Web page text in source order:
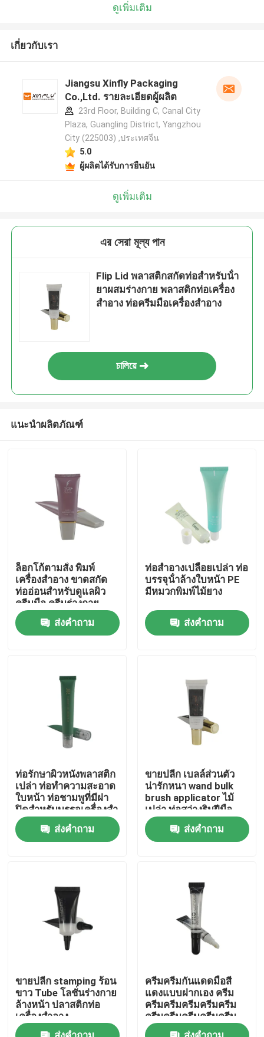
เกี่ยวกับเรา
ทัวร์โรงงาน
การควบคุมคุณภาพ
ขอทุน
หลอดสกัด
หลอดเครื่องสำอางเปล่า
ดูเพิ่มเติม
เกี่ยวกับเรา
Jiangsu Xinfly Packaging
Co.,Ltd. รายละเอียดผู้ผลิต
23rd Floor, Building C, Canal City
Plaza, Guangling District, Yangzhou
City (225003) ,ประเทศจีน
5.0
ผู้ผลิตได้รับการยืนยัน
ดูเพิ่มเติม
এর সেরা মূল্য পান
Flip Lid พลาสติกสกัดท่อสําหรับน้ํา
ยาผสมร่างกาย พลาสติกท่อเครื่อง
สําอาง ท่อครีมมือเครื่องสําอาง
চালিয়ে
แนะนำผลิตภัณฑ์
ล็อกโก้ตามสั่ง พิมพ์
เครื่องสําอาง ขาดสกัด
ท่ออ่อนสําหรับดูแลผิว
ครีมมือ ครีมร่างกาย
หน้า ครีมกันแดด
พลาสติก Paส่งคำถาม
ท่อสําอางเปลือยเปล่า ท่อ
บรรจุน้ําล้างใบหน้า PE
มีหมวกพิมพ์ไม้ยาง
ส่งคำถาม
ท่อรักษาผิวหนังพลาสติก
เปล่า ท่อทําความสะอาด
ใบหน้า ท่อชามพูที่มีฝา
ปิดสําหรับบรรจุเครื่องสํา
อาง
ส่งคำถาม
ขายปลีก เบลล์ส่วนตัว
น่ารักหนา wand bulk
brush applicator ไม้
เปล่า ท่อสว่างริมฝีมือ
ส่งคำถาม
ขายปลีก stamping ร้อน
ขาว Tube โลชั่นร่างกาย
ล้างหน้า ปลาสติกท่อ
เครื่องสําอาง
ครีมครีมกันแดดมือสี
แดงแบบฝากเอง ครีม
ครีมครีมครีมครีมครีม
ครีมครีมครีมครีมครีม
ครีมครีมครีมครีมครีม